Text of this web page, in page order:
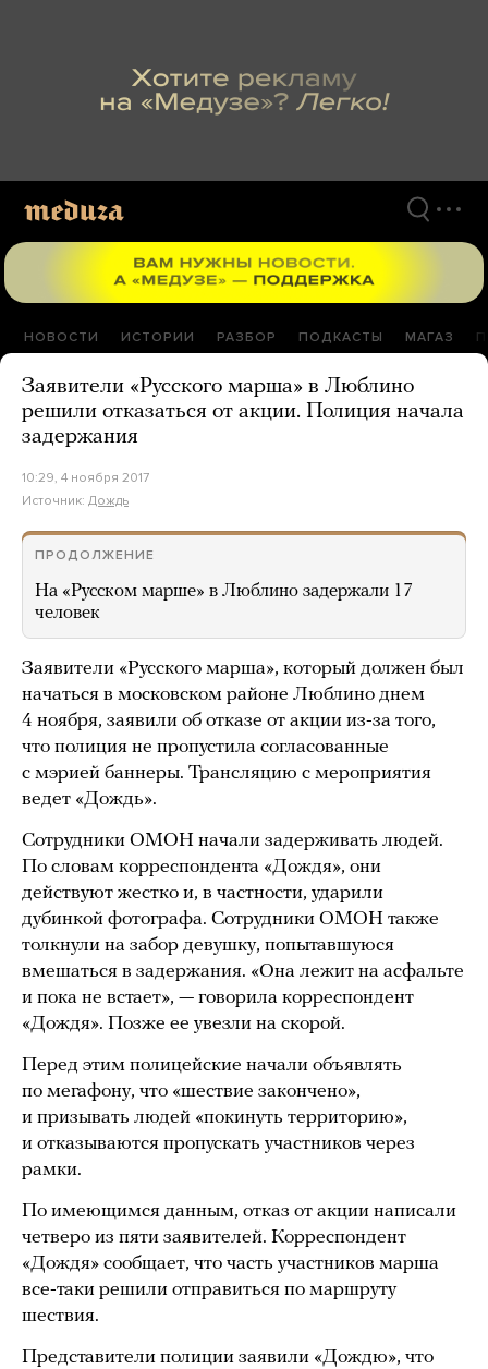
НОВОСТИ ИСТОРИИ РАЗБОР ПОДКАСТЫ МАГАЗ
Заявители «Русского марша» в Люблино
решили отказаться от акции. Полиция начала
задержания
10:29, 4 ноября 2017
Источник: Дождь
ПРОДОЛЖЕНИЕ
На «Русском марше» в Люблино задержали 17
человек
Заявители «Русского марша», который должен был
начаться в московском районе Люблино днем
4 ноября, заявили об отказе от акции из-за того,
что полиция не пропустила согласованные
с мэрией баннеры. Трансляцию с мероприятия
ведет «Дождь».
Сотрудники ОМОН начали задерживать людей.
По словам корреспондента «Дождя», они
действуют жестко и, в частности, ударили
дубинкой фотографа. Сотрудники ОМОН также
толкнули на забор девушку, попытавшуюся
вмешаться в задержания. «Она лежит на асфальте
и пока не встает», — говорила корреспондент
«Дождя». Позже ее увезли на скорой.
Перед этим полицейские начали объявлять
по мегафону, что «шествие закончено»,
и призывать людей «покинуть территорию»,
и отказываются пропускать участников через
рамки.
По имеющимся данным, отказ от акции написали
четверо из пяти заявителей. Корреспондент
«Дождя» сообщает, что часть участников марша
все-таки решили отправиться по маршруту
шествия.
Представители полиции заявили «Дождю», что